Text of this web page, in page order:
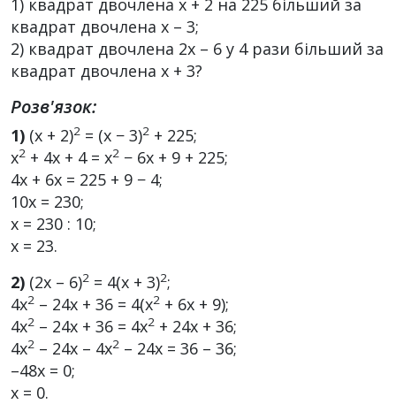
1) квадрат двочлена x + 2 на 225 більший за
квадрат двочлена x – 3;
2) квадрат двочлена 2x – 6 у 4 рази більший за
квадрат двочлена x + 3?
Розв'язок:
1) (x + 2)2 = (x − 3)2 + 225;
x2 + 4x + 4 = x2 − 6x + 9 + 225;
4x + 6x = 225 + 9 − 4;
10x = 230;
x = 230 : 10;
x = 23.
2) (2x – 6)2 = 4(x + 3)2;
4x2 – 24х + 36 = 4(х2 + 6х + 9);
4х2 – 24х + 36 = 4x2 + 24х + 36;
4х2 – 24х – 4х2 – 24х = 36 – 36;
–48х = 0;
х = 0.